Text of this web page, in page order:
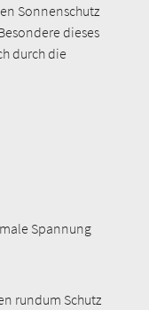
Sonnenschutz
dieses
durch die
Spannung
rundum Schutz